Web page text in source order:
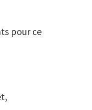
pour ce